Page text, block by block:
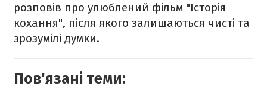
розповів про улюблений фільм "Історія
кохання", після якого залишаються чисті та
зрозумілі думки.
Пов'язані теми: